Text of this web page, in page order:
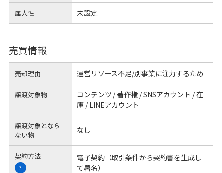
属人性 未設定
売買情報
売却理由 運営リソース不足/別事業に注力するため
譲渡対象物
コンテンツ / 著作権 / SNSアカウント / 在
庫 / LINEアカウント
譲渡対象となら
ない物
なし
契約方法
?
電子契約（取引条件から契約書を生成し
て署名）